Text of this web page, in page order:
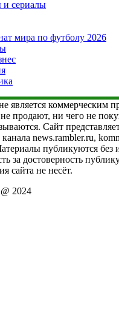
сериалы
мира по футболу 2026
является коммерческим
продают, ни чего не
Сайт
news.rambler.ru,
публикуются без
за достоверность
сайта не несёт.
2024